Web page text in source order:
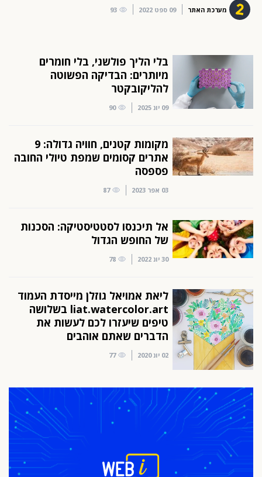
מערכת האתר 09 ספט 2022 93
בלי הליך פולשני, בלי חומרים
מיותרים: הבדיקה הפשוטה
להליקובקטר
09 יונ 2025 90
מקומות קטנים, חוויה גדולה: 9
אתרים קסומים שמפת טיולי החובה
פספסה
03 אפר 2023 87
אל תיכנסו לסטטיסטיקה: הסכנות
של החופש הגדול
30 יונ 2022 78
ליאת אמויאל גוזלן מייסדת העמוד
liat.watercolor.art בשלושה
טיפים שיעזרו לכם לעשות את
הדברים שאתם אוהבים
02 יונ 2020 77